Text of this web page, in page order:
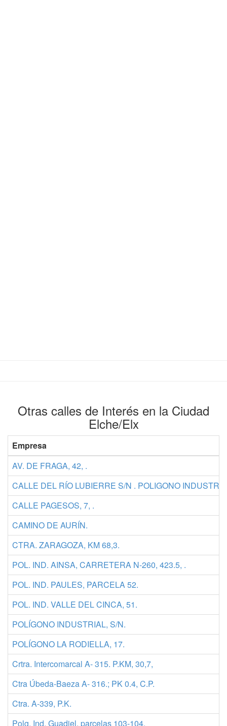
Otras calles de Interés en la Ciudad
Elche/Elx
Empresa
AV. DE FRAGA, 42, .
CALLE DEL RÍO LUBIERRE S/N . POLIGONO
CALLE PAGESOS, 7, .
CAMINO DE AURÍN.
CTRA. ZARAGOZA, KM 68,3.
POL. IND. AINSA, CARRETERA N-260, 423.5, .
POL. IND. PAULES, PARCELA 52.
POL. IND. VALLE DEL CINCA, 51.
POLÍGONO INDUSTRIAL, S/N.
POLÍGONO LA RODIELLA, 17.
Crtra. Intercomarcal A- 315. P.KM, 30,7,
Ctra Úbeda-Baeza A- 316.; PK 0.4, C.P.
Ctra. A-339, P.K.
Polg. Ind. Guadiel, parcelas 103-104,